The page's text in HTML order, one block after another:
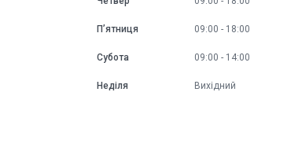
Пʼятниця 09:00 18:00
Субота 09:00 14:00
Неділя Вихідний